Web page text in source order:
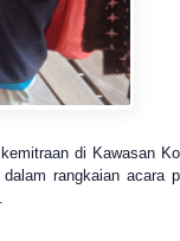
di Kawasan
rangkaian acara